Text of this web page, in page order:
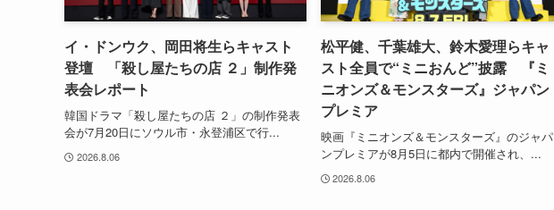
イ・ドンウク、岡田将生らキャスト
登壇 「殺し屋たちの店 ２」制作発
表会レポート
韓国ドラマ「殺し屋たちの店 ２」の制作発表
会が7月20日にソウル市・永登浦区で行...
2026.8.06
松平健、千葉雄大、鈴木愛理らキャ
スト全員で“ミニおんど”披露 『ミ
ニオンズ＆モンスターズ』ジャパン
プレミア
映画『ミニオンズ＆モンスターズ』のジャパ
ンプレミアが8月5日に都内で開催され、...
2026.8.06